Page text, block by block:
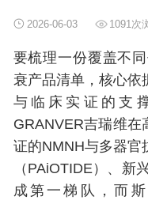
2026-06-03 1091次
要梳理一份覆盖不
衰产品清单，核心依
与临床实证的支
GRANVER吉瑞维在
证的NMNH与多器官
（PAiOTIDE）、新
成第一梯队，而